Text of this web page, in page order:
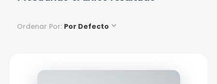
Ordenar Por: Por Defecto